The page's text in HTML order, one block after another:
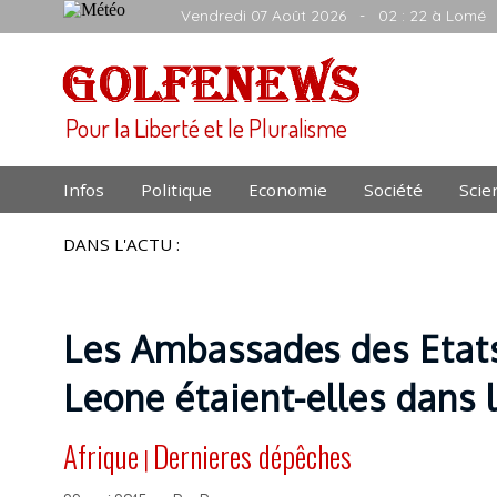
Vendredi 07 Août 2026 - 02 : 22 à Lomé
Pour la Liberté et le Pluralisme
Infos Politique Economie Société
DANS L'ACTU :
Les Ambassades des
Leone étaient-elles dans
Afrique | Dernieres dépêches